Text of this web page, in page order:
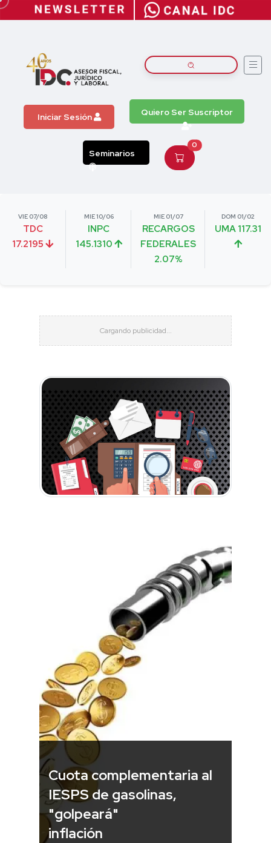
Iniciar Sesión Quiero Ser Suscriptor
Seminarios
0
VIE 07/08
TDC
17.2195
MIE 10/06
INPC
145.1310
MIE 01/07
RECARGOS
FEDERALES
2.07%
DOM 01/02
UMA 117.31
Cuota complementaria al
IESPS de gasolinas,
"golpeará"
inflación